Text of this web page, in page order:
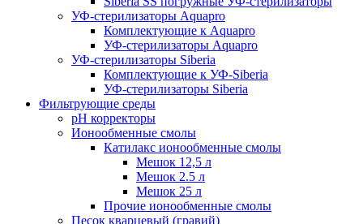
УФ-стерилизаторы Aquapro
Комплектующие к Aquapro
УФ-стерилизаторы Aquapro
УФ-стерилизаторы Siberia
Комплектующие к УФ-Siberia
УФ-стерилизаторы Siberia
Фильтрующие среды
pH корректоры
Ионообменные смолы
Катилакс ионообменные смолы
Мешок 12,5 л
Мешок 2.5 л
Мешок 25 л
Прочие ионообменные смолы
Песок кварцевый (гравий)